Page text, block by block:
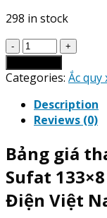
298 in stock
Giá
Thay
Ắc
xe
máy
Sufat
133x8
quantity
Categories: Ắc quy
Description
Reviews (0)
Bảng giá
Sufat
Điện Việt